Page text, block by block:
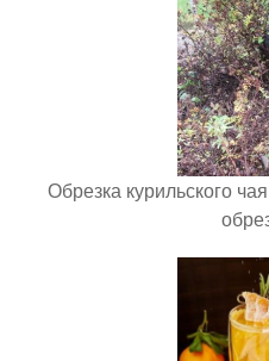
Обрезка курильского